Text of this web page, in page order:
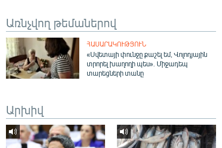
ՏԵՍԱՆՅՈՒԹԵՐ
ԲԱՆԱՎԵՃ
ՁԳՏԵԼՈՎ ԼԱՎԱԳՈՒՅՆԻՆ
Հայերեն
English
Առնչվող թեմաներով
ՀԱՍԱՐԱԿՈՒԹՅՈՒՆ
«Սվետայի փունջը քաշել եմ, Վոլոդյային
տրորել խաղողի պես». Միջադեպ
տարեցների տանը
Արխիվ